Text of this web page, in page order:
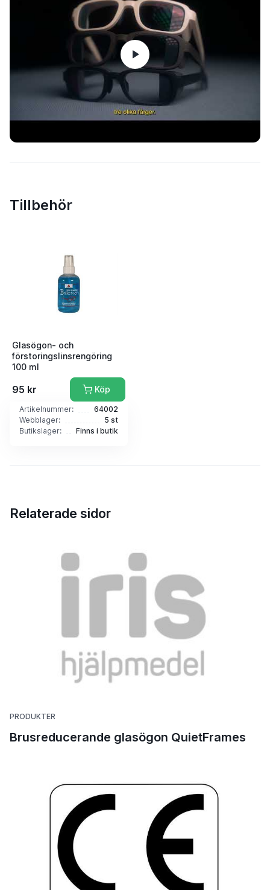
Tillbehör
Glasögon- och
förstoringslinsrengöring
100 ml
95 kr Köp
Artikelnummer:
64002
Webblager:
5 st
Butikslager:
Finns i butik
Relaterade sidor
PRODUKTER
Brusreducerande glasögon QuietFrames